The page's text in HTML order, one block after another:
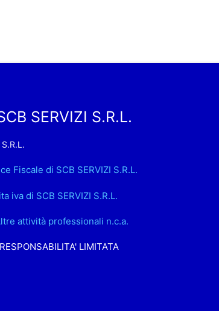
SERVIZI S.R.L.
Fiscale di SCB SERVIZI S.R.L.
iva di SCB SERVIZI S.R.L.
attività professionali n.c.a.
LIMITATA